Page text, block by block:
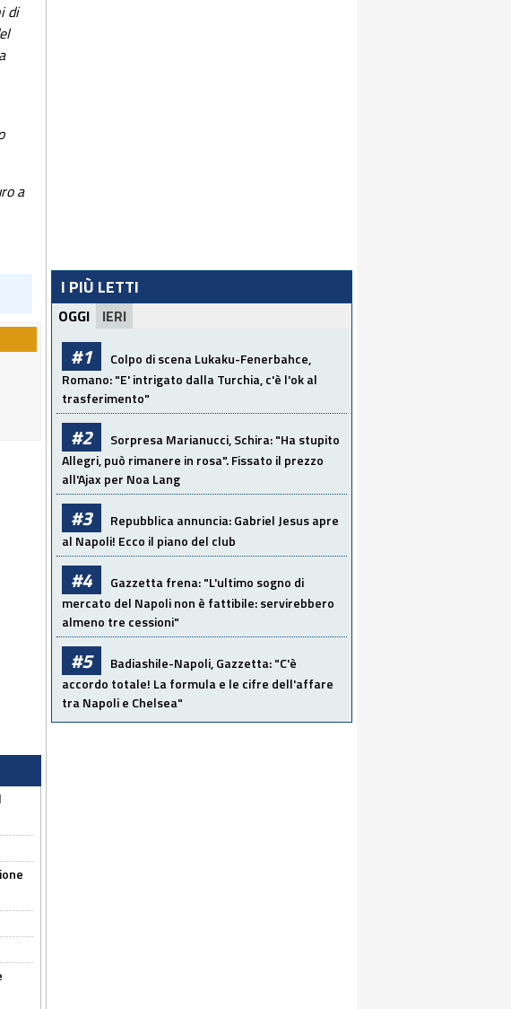
di
a
I PIÙ LETTI
OGGI IERI
#1
Colpo di scena Lukaku-Fenerbahce,
Romano: "E' intrigato dalla Turchia, c'è l'ok al
trasferimento"
#2
Sorpresa Marianucci, Schira: "Ha stupito
Allegri, può rimanere in rosa". Fissato il prezzo
all'Ajax per Noa Lang
#3
Repubblica annuncia: Gabriel Jesus apre
al Napoli! Ecco il piano del club
#4
Gazzetta frena: "L'ultimo sogno di
mercato del Napoli non è fattibile: servirebbero
almeno tre cessioni"
#5
Badiashile-Napoli, Gazzetta: "C'è
accordo totale! La formula e le cifre dell'affare
tra Napoli e Chelsea"